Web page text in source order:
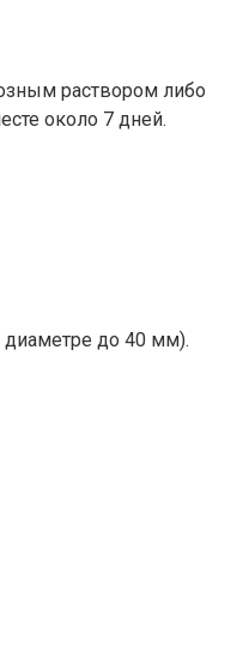
раствором либо
около 7 дней.
до 40 мм).